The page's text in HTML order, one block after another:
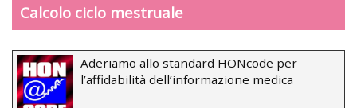
Calcolo ciclo mestruale
Aderiamo allo standard HONcode per
l’affidabilità dell’informazione medica